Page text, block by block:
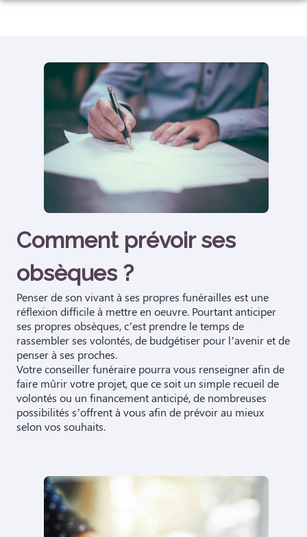
Aller
PRÉVOIR SES OBSÈQUES
MONUMENTS FUNÉRAIRES
SERVICES AUX FAMILLES
NOTRE CHAMBRE FUNERAIRE
ESPACES HOMMAGES
Comment prévoir ses
obsèques ?
Penser de son vivant à ses propres funérailles est une
réflexion difficile à mettre en oeuvre. Pourtant anticiper
ses propres obsèques, c’est prendre le temps de
rassembler ses volontés, de budgétiser pour l’avenir et de
penser à ses proches.
Votre conseiller funéraire pourra vous renseigner afin de
faire mûrir votre projet, que ce soit un simple recueil de
volontés ou un financement anticipé, de nombreuses
possibilités s’offrent à vous afin de prévoir au mieux
selon vos souhaits.